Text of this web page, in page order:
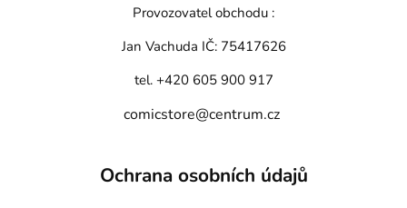
Provozovatel obchodu :
Jan Vachuda IČ: 75417626
tel. +420 605 900 917
comicstore@centrum.cz
Ochrana osobních údajů